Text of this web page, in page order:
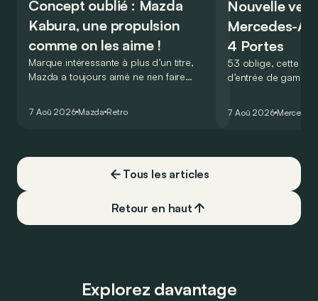
Concept oublié : Mazda
Kabura, une propulsion
comme on les aime !
Marque intéressante à plus d’un titre,
Mazda a toujours aimé ne rien faire
de la plus belle des manières…
7 Aoû 2026 Mazda Retro
Nouvelle
Mercedes-
4 Portes
53 oblige, cette
d’entrée de
moins…
7 Aoû 2026 Mercedes
Tous les articles
Retour en haut
Explorez davantage